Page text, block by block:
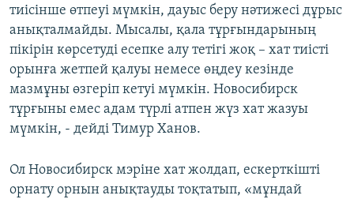
тиісінше өтпеуі мүмкін, дауыс беру нәтижесі дұрыс
анықталмайды. Мысалы, қала тұрғындарының
пікірін көрсетуді есепке алу тетігі жоқ – хат тиісті
орынға жетпей қалуы немесе өңдеу кезінде
мазмұны өзгеріп кетуі мүмкін. Новосибирск
тұрғыны емес адам түрлі атпен жүз хат жазуы
мүмкін, - дейді Тимур Ханов.
Ол Новосибирск мэріне хат жолдап, ескерткішті
орнату орнын анықтауды тоқтатып, «мұндай